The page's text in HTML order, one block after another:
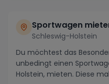
Sportwagen
Schleswig-Holstein
Du möchtest das
unbedingt einen
Holstein, mieten. Diese